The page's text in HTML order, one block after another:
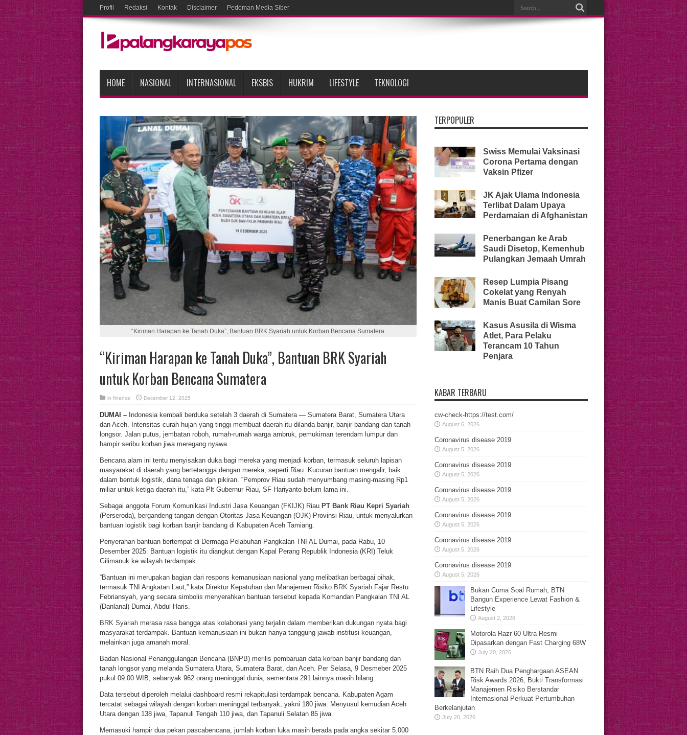
Profil Redaksi Kontak Disclaimer Pedoman Media Siber
HOME NASIONAL INTERNASIONAL EKSBIS HUKRIM LIFESTYLE TEKNOLOGI
“Kiriman Harapan ke Tanah Duka”, Bantuan BRK Syariah untuk Korban Bencana Sumatera
“Kiriman Harapan ke Tanah Duka”, Bantuan BRK Syariah
untuk Korban Bencana Sumatera
in finance December 12, 2025
DUMAI – Indonesia kembali berduka setelah 3 daerah di Sumatera — Sumatera Barat, Sumatera Utara
dan Aceh. Intensitas curah hujan yang tinggi membuat daerah itu dilanda banjir, banjir bandang dan tanah
longsor. Jalan putus, jembatan roboh, rumah-rumah warga ambruk, pemukiman terendam lumpur dan
hampir seribu korban jiwa meregang nyawa.
Bencana alam ini tentu menyisakan duka bagi mereka yang menjadi korban, termasuk seluruh lapisan
masyarakat di daerah yang bertetangga dengan mereka, seperti Riau. Kucuran bantuan mengalir, baik
dalam bentuk logistik, dana tenaga dan pikiran. “Pemprov Riau sudah menyumbang masing-masing Rp1
miliar untuk ketiga daerah itu,” kata Plt Gubernur Riau, SF Hariyanto belum lama ini.
Sebagai anggota Forum Komunikasi Industri Jasa Keuangan (FKIJK) Riau PT Bank Riau Kepri Syariah
(Perseroda), bergandeng tangan dengan Otoritas Jasa Keuangan (OJK) Provinsi Riau, untuk menyalurkan
bantuan logistik bagi korban banjir bandang di Kabupaten Aceh Tamiang.
Penyerahan bantuan bertempat di Dermaga Pelabuhan Pangkalan TNI AL Dumai, pada Rabu, 10
Desember 2025. Bantuan logistik itu diangkut dengan Kapal Perang Republik Indonesia (KRI) Teluk
Gilimanuk ke wilayah terdampak.
“Bantuan ini merupakan bagian dari respons kemanusiaan nasional yang melibatkan berbagai pihak,
termasuk TNI Angkatan Laut,” kata Direktur Kepatuhan dan Manajemen Risiko BRK SyariahFajar Restu
Febriansyah, yang secara simbolis menyerahkan bantuan tersebut kepada Komandan Pangkalan TNI AL
(Danlanal) Dumai, Abdul Haris.
BRK Syariahmerasa rasa bangga atas kolaborasi yang terjalin dalam memberikan dukungan nyata bagi
masyarakat terdampak. Bantuan kemanusiaan ini bukan hanya tanggung jawab institusi keuangan,
melainkan juga amanah moral.
Badan Nasional Penanggulangan Bencana (BNPB) merilis pembaruan data korban banjir bandang dan
tanah longsor yang melanda Sumatera Utara, Sumatera Barat, dan Aceh. Per Selasa, 9 Desmeber 2025
pukul 09.00 WIB, sebanyak 962 orang meninggal dunia, sementara 291 lainnya masih hilang.
Data tersebut diperoleh melalui dashboard resmi rekapitulasi terdampak bencana. Kabupaten Agam
tercatat sebagai wilayah dengan korban meninggal terbanyak, yakni 180 jiwa. Menyusul kemudian Aceh
Utara dengan 138 jiwa, Tapanuli Tengah 110 jiwa, dan Tapanuli Selatan 85 jiwa.
Memasuki hampir dua pekan pascabencana, jumlah korban luka masih berada pada angka sekitar 5.000
TERPOPULER
Swiss Memulai Vaksinasi
Corona Pertama dengan
Vaksin Pfizer
JK Ajak Ulama Indonesia
Terlibat Dalam Upaya
Perdamaian di Afghanistan
Penerbangan ke Arab
Saudi Disetop, Kemenhub
Pulangkan Jemaah Umrah
Resep Lumpia Pisang
Cokelat yang Renyah
Manis Buat Camilan Sore
Kasus Asusila di Wisma
Atlet, Para Pelaku
Terancam 10 Tahun
Penjara
KABAR TERBARU
cw-check-https://test.com/
August 6, 2026
Coronavirus disease 2019
August 5, 2026
Coronavirus disease 2019
August 5, 2026
Coronavirus disease 2019
August 5, 2026
Coronavirus disease 2019
August 5, 2026
Coronavirus disease 2019
August 5, 2026
Coronavirus disease 2019
August 5, 2026
Bukan Cuma Soal Rumah, BTN
Bangun Experience Lewat Fashion &
Lifestyle
August 2, 2026
Motorola Razr 60 Ultra Resmi
Dipasarkan dengan Fast Charging 68W
July 20, 2026
BTN Raih Dua Penghargaan ASEAN
Risk Awards 2026, Bukti Transformasi
Manajemen Risiko Berstandar
Internasional Perkuat Pertumbuhan
Berkelanjutan
July 20, 2026